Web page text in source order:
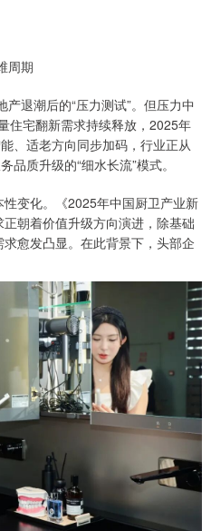
周期
退潮后的“压力测试”。但压力中
住宅翻新需求持续释放，2025年
、适老方向同步加码，行业正从
品质升级的“细水长流”模式。
变化。《2025年中国厨卫产业新
朝着价值升级方向演进，除基础
愈发凸显。在此背景下，头部企